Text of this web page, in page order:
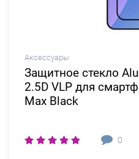
Аксессуары
Защитное стекло
2.5D VLP для
Max Black
0